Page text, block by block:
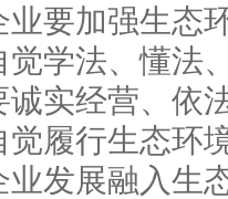
要加强生态
学法、懂法
诚实经营、依
履行生态环
发展融入生